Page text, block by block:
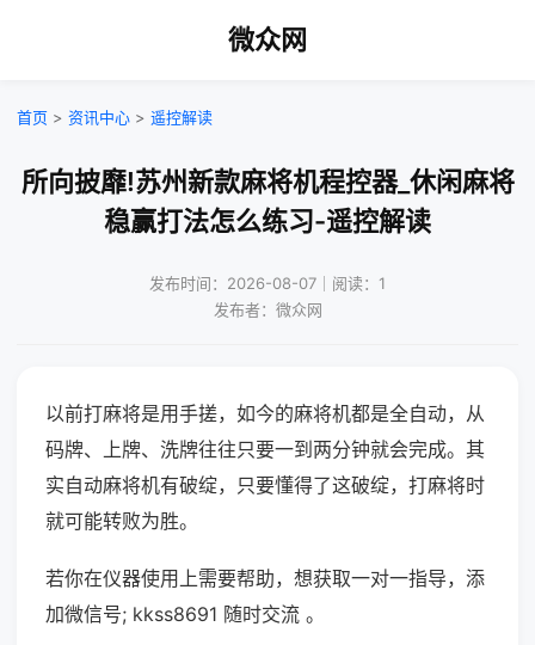
微众网
首页 > 资讯中心 > 遥控解读
所向披靡!苏州新款麻将机程控器_休闲麻将
稳赢打法怎么练习-遥控解读
发布时间：2026-08-07｜阅读：1
发布者：微众网
以前打麻将是用手搓，如今的麻将机都是全自动，从
码牌、上牌、洗牌往往只要一到两分钟就会完成。其
实自动麻将机有破绽，只要懂得了这破绽，打麻将时
就可能转败为胜。
若你在仪器使用上需要帮助，想获取一对一指导，添
加微信号; kkss8691 随时交流 。